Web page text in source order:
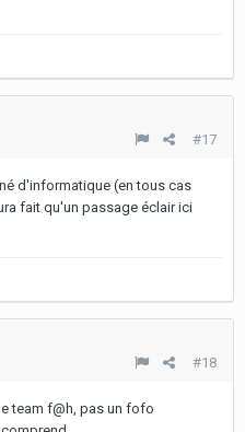
#17
d'informatique (en tous cas
fait qu'un passage éclair ici
#18
team f@h, pas un fofo